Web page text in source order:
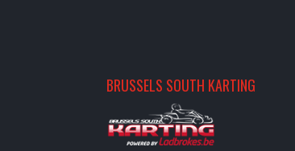
BRUSSELS SOUTH KARTING